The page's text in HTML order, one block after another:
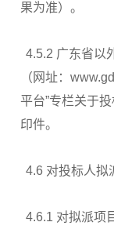
果为准）。
4.5.2 广东省以
（网址：
平台”专栏关于
印件。
4.6 对投标人拟
4.6.1 对拟派项